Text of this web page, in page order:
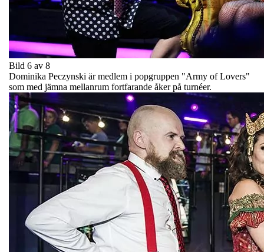
Bild 6 av 8
Dominika Peczynski är medlem i popgruppen "Army of Lovers"
som med jämna mellanrum fortfarande åker på turnéer.